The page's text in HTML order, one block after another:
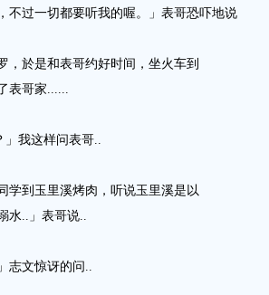
不过一切都要听我的喔。」表哥恐吓地说
，於是和表哥约好时间，坐火车到
表哥家......
」我这样问表哥..
学到玉里溪烤肉，听说玉里溪是以
水..」表哥说..
志文惊讶的问..